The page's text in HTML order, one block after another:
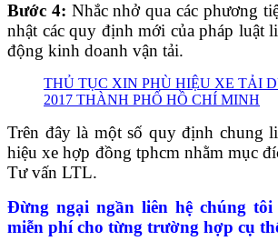
Bước 4: Nhắc nhở qua các phương
nhật các quy định mới của pháp luật
động kinh doanh vận tải.
THỦ TỤC XIN PHÙ HIỆU XE TẢI
2017 THÀNH PHỐ HỒ CHÍ MINH
Trên đây là một số quy định chung
hiệu xe hợp đồng tphcm nhằm mục
Tư vấn LTL.
Đừng ngại ngần liên hệ chúng
miễn phí cho từng trường hợp cụ